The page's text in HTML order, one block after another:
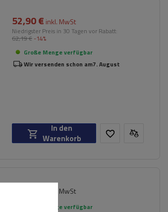
52,90 € inkl. MwSt
Niedrigster Preis in 30 Tagen vor Rabatt:
62,19 € -14%
Große Menge verfügbar
Wir versenden schon am7. August
In den
Warenkorb
inkl. MwSt
Große Menge verfügbar